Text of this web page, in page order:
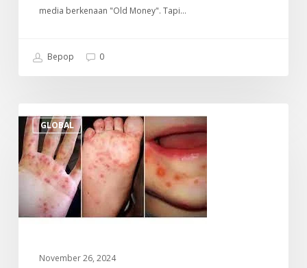
media berkenaan "Old Money". Tapi…
Bepop 0
GLOBAL
Penyakit
Tangan,
Kaki
dan
Mulut
(HFMD)
November 26, 2024